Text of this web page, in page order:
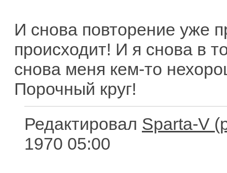
И снова повторение уже
происходит! И я снова в
снова меня кем-то
Порочный круг!
Редактировал Sparta-V
1970 05:00